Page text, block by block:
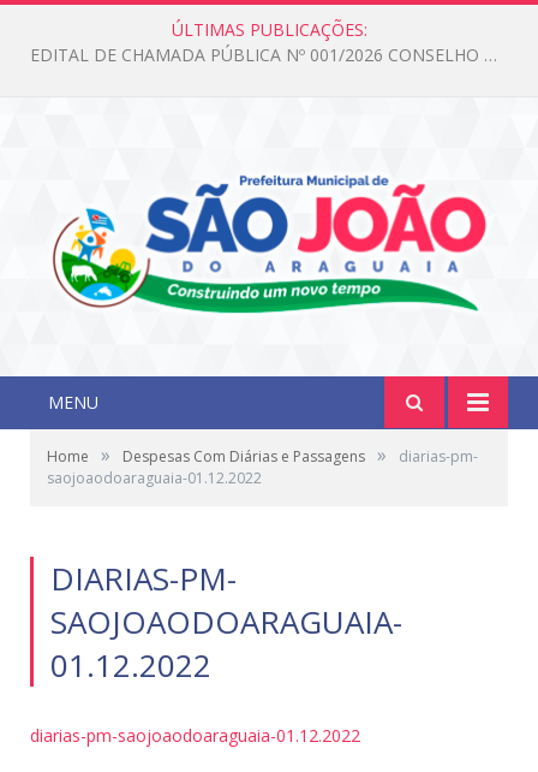
ÚLTIMAS PUBLICAÇÕES:
MENU
Home » Despesas Com Diárias e Passagens »
diarias-pm-
saojoaodoaraguaia-01.12.2022
DIARIAS-PM-
SAOJOAODOARAGUAIA-
01.12.2022
diarias-pm-saojoaodoaraguaia-01.12.2022